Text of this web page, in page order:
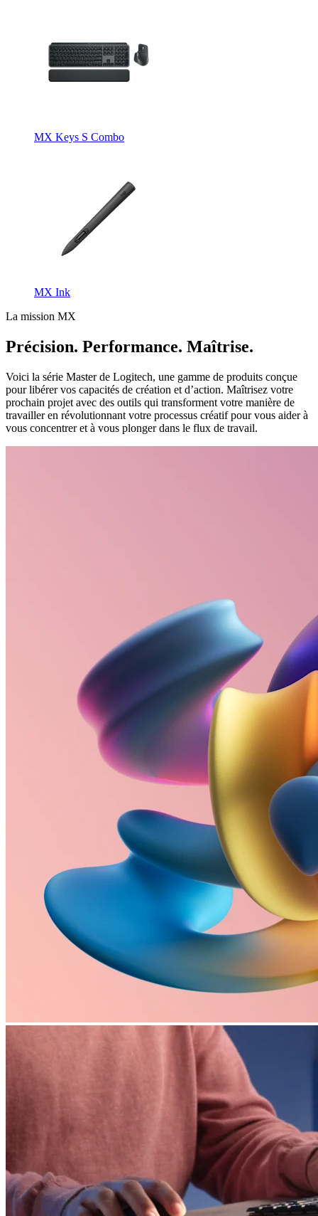
MX Keys S Combo
MX Ink
La mission MX
Précision. Performance. Maîtrise.
Voici la série Master de Logitech, une gamme de produits conçue
pour libérer vos capacités de création et d’action. Maîtrisez votre
prochain projet avec des outils qui transforment votre manière de
travailler en révolutionnant votre processus créatif pour vous aider à
vous concentrer et à vous plonger dans le flux de travail.